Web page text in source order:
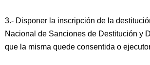
3.- Disponer la inscripción de la
Nacional de Sanciones de Destitución y
que la misma quede consentida o